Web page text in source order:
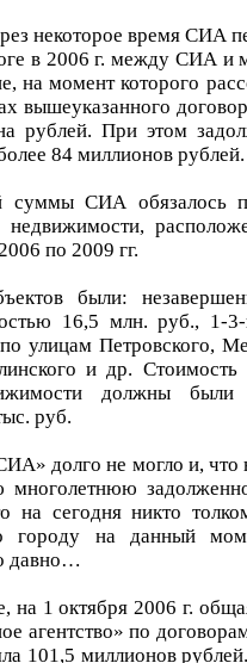
некоторое время СИА
в 2006 г. между СИА и
на момент которого
вышеуказанного
рублей. При этом
84 миллионов рублей.
суммы СИА обязалось
по 2009 гг.
были:
16,5 млн. руб., 1-
улицам Петровского,
и др. Стоимость
должны были
руб.
долго не могло и, что
многолетнюю
на сегодня никто
на данный
давно…
на 1 октября 2006 г.
агентство» по
101,5 миллионов